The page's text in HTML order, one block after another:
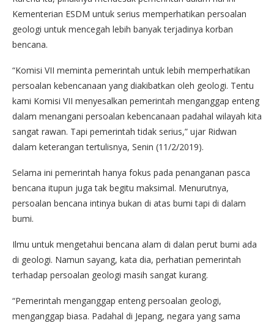
Kementerian ESDM untuk serius memperhatikan persoalan
geologi untuk mencegah lebih banyak terjadinya korban
bencana.
“Komisi VII meminta pemerintah untuk lebih memperhatikan
persoalan kebencanaan yang diakibatkan oleh geologi. Tentu
kami Komisi VII menyesalkan pemerintah menganggap enteng
dalam menangani persoalan kebencanaan padahal wilayah kita
sangat rawan. Tapi pemerintah tidak serius,” ujar Ridwan
dalam keterangan tertulisnya, Senin (11/2/2019).
Selama ini pemerintah hanya fokus pada penanganan pasca
bencana itupun juga tak begitu maksimal. Menurutnya,
persoalan bencana intinya bukan di atas bumi tapi di dalam
bumi.
Ilmu untuk mengetahui bencana alam di dalan perut bumi ada
di geologi. Namun sayang, kata dia, perhatian pemerintah
terhadap persoalan geologi masih sangat kurang.
“Pemerintah menganggap enteng persoalan geologi,
menganggap biasa. Padahal di Jepang, negara yang sama